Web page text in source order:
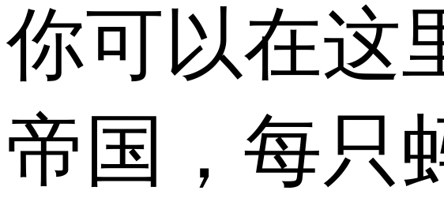
你可以在这
帝国，每只